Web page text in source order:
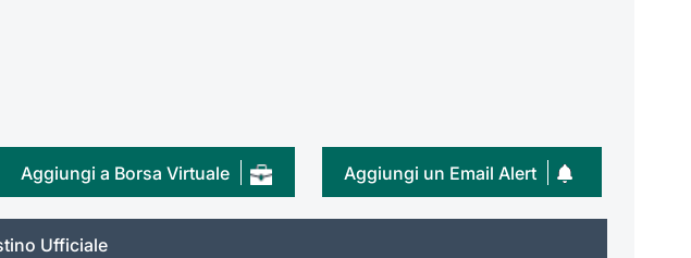
Aggiungi un Email Alert
Aggiungi a Borsa Virtuale
Ufficiale